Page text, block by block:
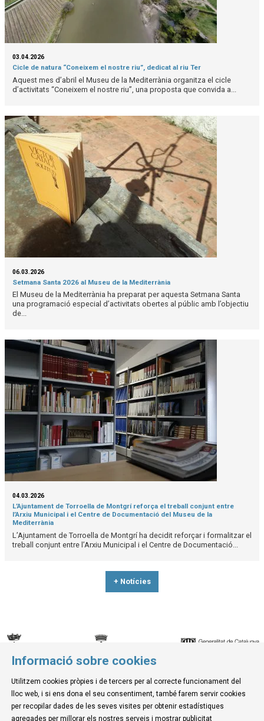
03.04.2026
Cicle de natura “Coneixem el nostre riu”, dedicat al riu Ter
Aquest mes d’abril el Museu de la Mediterrània organitza el cicle
d’activitats “Coneixem el nostre riu”, una proposta que convida a...
06.03.2026
Setmana Santa 2026 al Museu de la Mediterrània
El Museu de la Mediterrània ha preparat per aquesta Setmana Santa
una programació especial d’activitats obertes al públic amb l’objectiu
de...
04.03.2026
L’Ajuntament de Torroella de Montgrí reforça el treball conjunt entre
l’Arxiu Municipal i el Centre de Documentació del Museu de la
Mediterrània
L’Ajuntament de Torroella de Montgrí ha decidit reforçar i formalitzar el
treball conjunt entre l’Arxiu Municipal i el Centre de Documentació...
+ Notícies
© Museu de la Mediterrània
C. d'Ullà, 27-31 | 17257 Torroella de Montgrí
Tel. 972 755 180 a/e: info@museudelamediterrania.cat
Informació sobre cookies
Utilitzem cookies pròpies i de tercers per al correcte funcionament del
lloc web, i si ens dona el seu consentiment, també farem servir cookies
per recopilar dades de les seves visites per obtenir estadístiques
agregades per millorar els nostres serveis i mostrar publicitat